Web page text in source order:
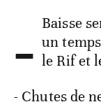
- Baisse
un
le Rif et
- Chutes de